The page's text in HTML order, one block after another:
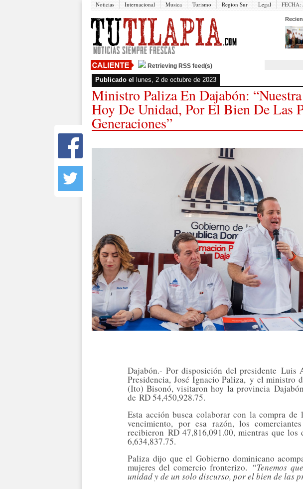
Noticias Internacional Musica Turismo Region Sur Legal FECHA:
Retrieving RSS feed(s)
Publicado el lunes, 2 de octubre de 2023
Ministro Paliza En Dajabón:
Hoy De Unidad, Por El Bien De Las
Generaciones”
Dajabón.- Por disposición del presidente Luis
Presidencia, José Ignacio Paliza, y el ministro
(Ito) Bisonó, visitaron hoy la provincia Dajabón
de RD 54,450,928.75.
Esta acción busca colaborar con la compra
vencimiento, por esa razón, los
recibieronRD 47,816,091.00, mientras que los
6,634,837.75.
Paliza dijo que el Gobierno dominicano
mujeres del comercio fronterizo. “Tenemos
unidad y de un solo discurso, por el bien de las